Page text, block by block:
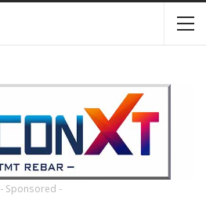
- Sponsored -